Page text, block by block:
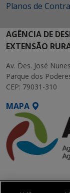
Planos de
AGÊNCIA DE
EXTENSÃO
Av. Des. José
Parque dos
CEP: 79031-310
MAPA
SETDIG |